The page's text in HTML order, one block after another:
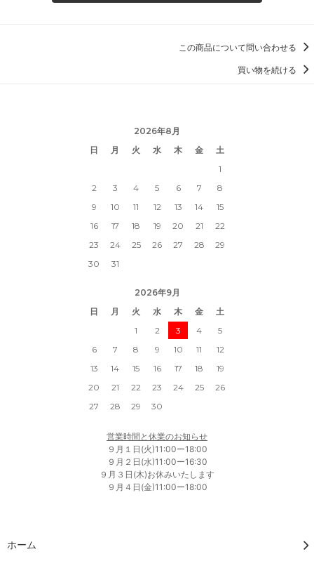
この商品について問い合わせる
買い物を続ける
2026年8月
日
月 火 水 木 金
土
1
2
3 4 5 6 7
8
9
10 11 12 13 14
15
16
17 18 19 20 21
22
23
24 25 26 27 28
29
30
31
2026年9月
日
月 火 水 木 金
土
1
2 3 4
5
6
7 8 9 10 11
12
13
14 15 16 17 18
19
20
21 22 23 24 25
26
27
28 29 30
営業時間と休業のお知らせ
９月１日(火)11:00ー18:00
９月２日(水)11:00ー16:30
９月３日(木)お休みいたします
９月４日(金)11:00ー18:00
ホーム